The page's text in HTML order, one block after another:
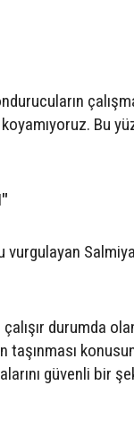
Bu
vurgulayan
durumda
güvenli bir